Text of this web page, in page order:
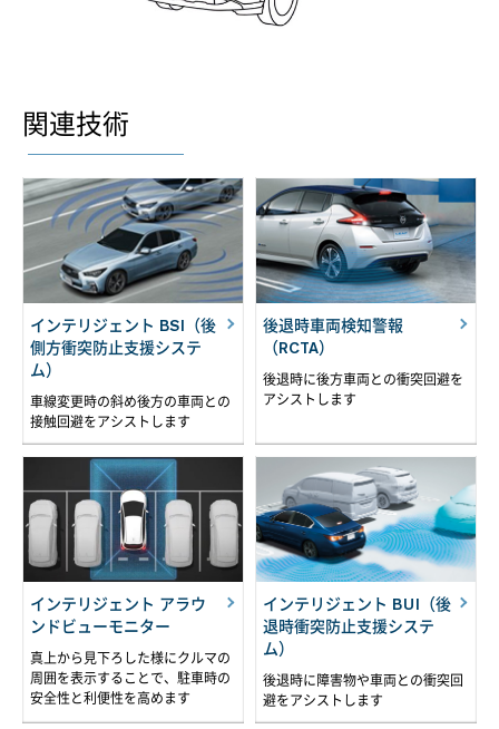
関連技術
インテリジェント BSI（後
側方衝突防止支援システ
ム）
車線変更時の斜め後方の車両との
接触回避をアシストします
後退時車両検知警報
（RCTA）
後退時に後方車両との衝突回避を
アシストします
インテリジェント アラウ
ンドビューモニター
真上から見下ろした様にクルマの
周囲を表示することで、駐車時の
安全性と利便性を高めます
インテリジェント BUI（後
退時衝突防止支援システ
ム）
後退時に障害物や車両との衝突回
避をアシストします